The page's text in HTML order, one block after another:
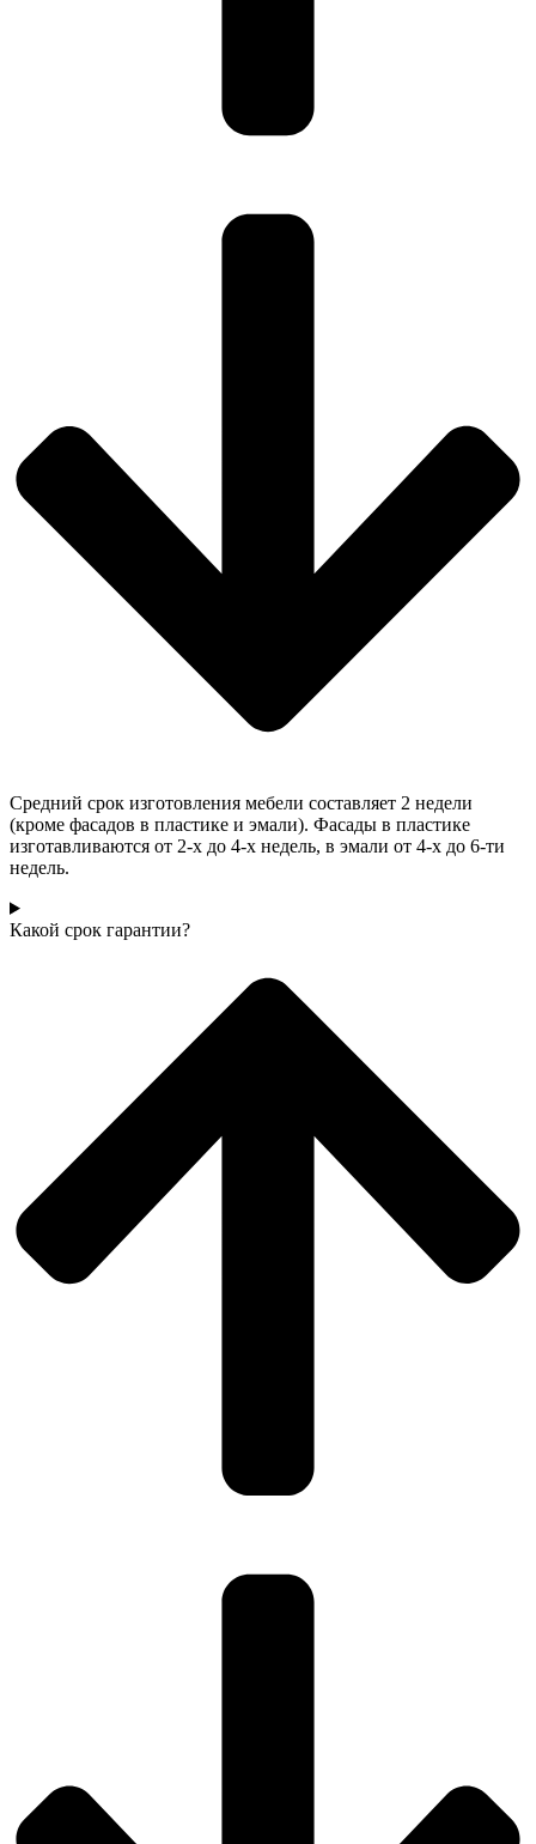
Средний срок изготовления мебели составляет 2 недели
(кроме фасадов в пластике и эмали). Фасады в пластике
изготавливаются от 2-х до 4-х недель, в эмали от 4-х до 6-ти
недель.
Какой срок гарантии?